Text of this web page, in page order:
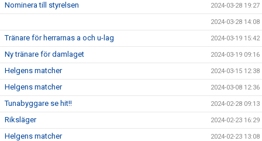
Nominera till styrelsen 2024-03-28 19:27
2024-03-28 14:08
Tränare för herrarnas a och u-lag 2024-03-19 15:42
Ny tränare för damlaget 2024-03-19 09:16
Helgens matcher 2024-03-15 12:38
Helgens matcher 2024-03-08 12:36
Tunabyggare se hit!! 2024-02-28 09:13
Riksläger 2024-02-23 16:29
Helgens matcher 2024-02-23 13:08